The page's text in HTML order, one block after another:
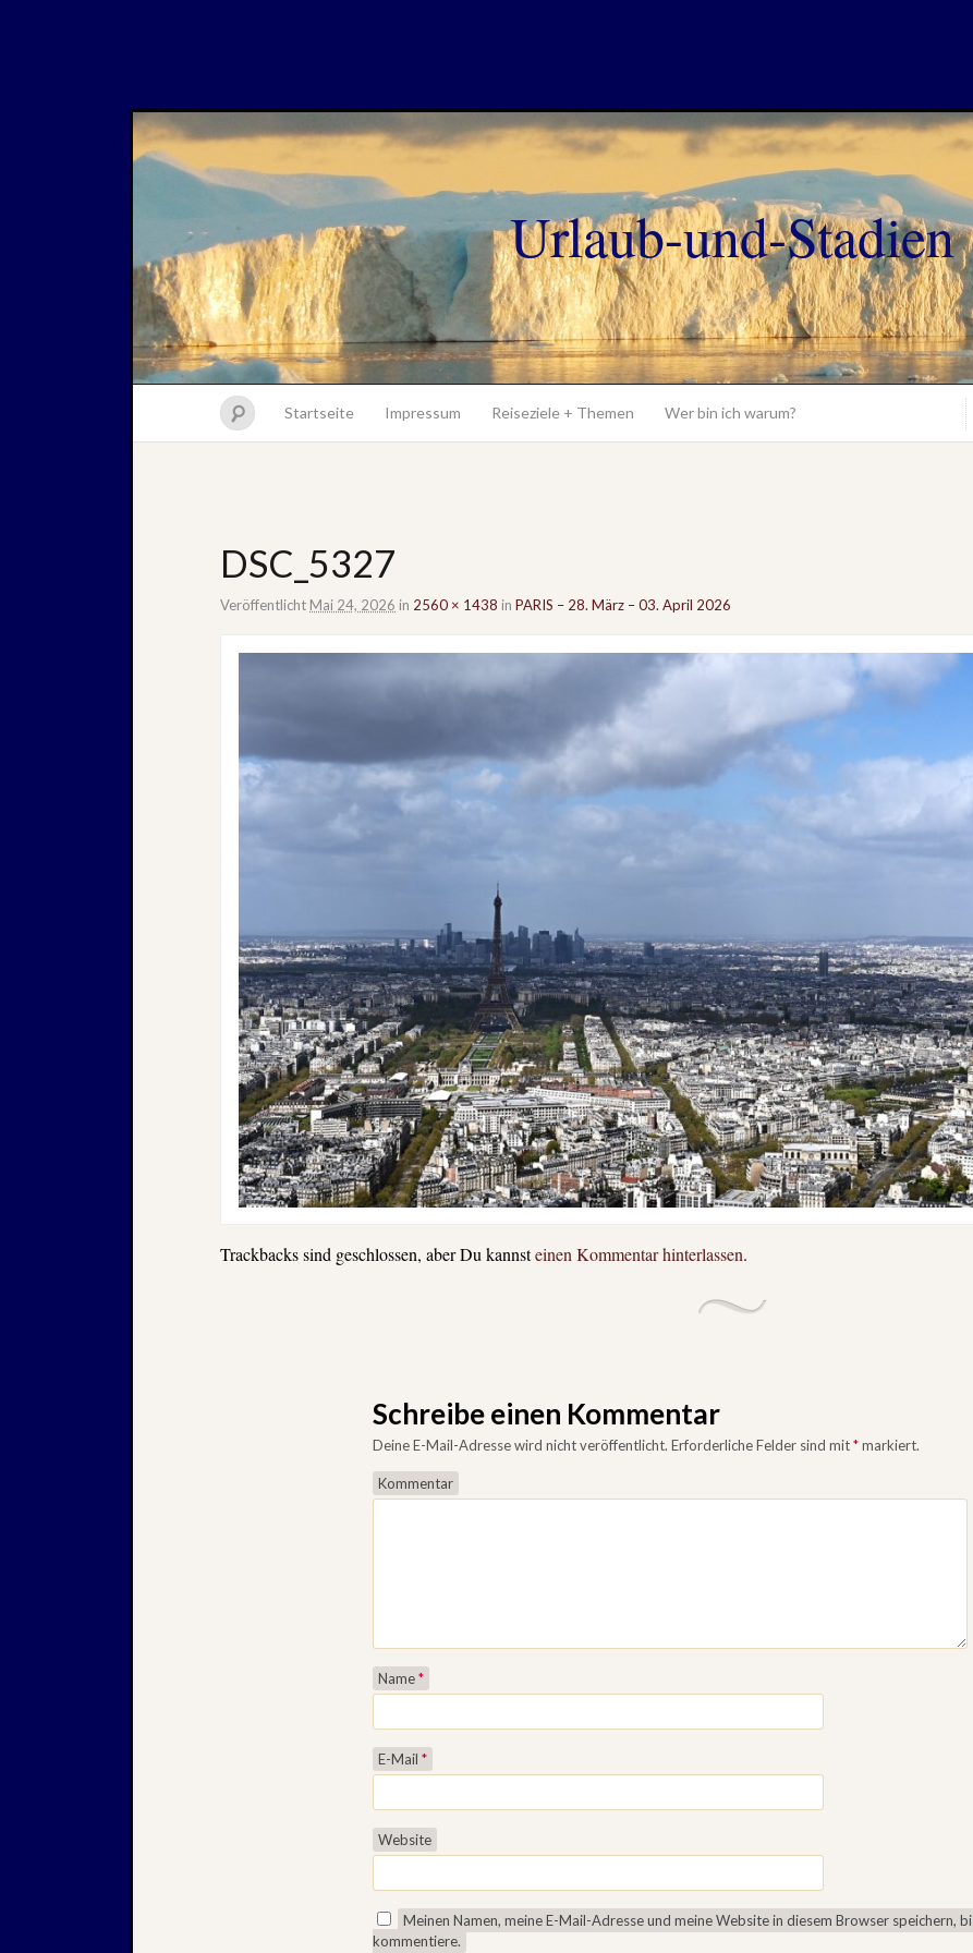
Urlaub-und-Stadien
Startseite Impressum Reiseziele + Themen Wer bin ich warum?
DSC_5327
Veröffentlicht Mai 24, 2026 in 2560 × 1438 in PARIS – 28. März – 03. April 2026
Trackbacks sind geschlossen, aber Du kannsteinen Kommentar hinterlassen.
Schreibe einen Kommentar
Deine E-Mail-Adresse wird nicht veröffentlicht. Erforderliche Felder sind mit*markiert.
Kommentar
Name*
E-Mail *
Website
Meinen Namen, meine E-Mail-Adresse und meine Website in diesem Browser speichern,
kommentiere.